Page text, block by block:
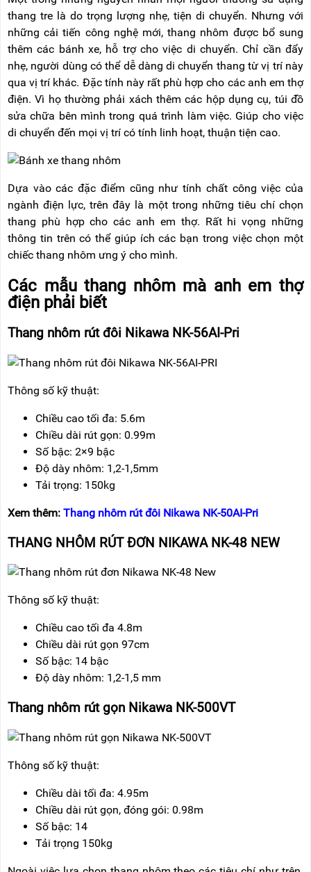
thang tre là do trọng lượng nhẹ, tiện di chuyển. Nhưng với
những cải tiến công nghệ mới, thang nhôm được bổ sung
thêm các bánh xe, hỗ trợ cho việc di chuyển. Chỉ cần đẩy
nhẹ, người dùng có thể dễ dàng di chuyển thang từ vị trí này
qua vị trí khác. Đặc tính này rất phù hợp cho các anh em thợ
điện. Vì họ thường phải xách thêm các hộp dụng cụ, túi đồ
sửa chữa bên mình trong quá trình làm việc. Giúp cho việc
di chuyển đến mọi vị trí có tính linh hoạt, thuận tiện cao.
Dựa vào các đặc điểm cũng như tính chất công việc của
ngành điện lực, trên đây là một trong những tiêu chí chọn
thang phù hợp cho các anh em thợ. Rất hi vọng những
thông tin trên có thể giúp ích các bạn trong việc chọn một
chiếc thang nhôm ưng ý cho mình.
Các mẫu thang nhôm mà anh em thợ
điện phải biết
Thang nhôm rút đôi Nikawa NK-56AI-Pri
Thông số kỹ thuật:
Chiều cao tối đa: 5.6m
Chiều dài rút gọn: 0.99m
Số bậc: 2×9 bậc
Độ dày nhôm: 1,2-1,5mm
Tải trọng: 150kg
Xem thêm: Thang nhôm rút đôi Nikawa NK-50AI-Pri
THANG NHÔM RÚT ĐƠN NIKAWA NK-48 NEW
Thông số kỹ thuật:
Chiều cao tối đa 4.8m
Chiều dài rút gọn 97cm
Số bậc: 14 bậc
Độ dày nhôm: 1,2-1,5 mm
Thang nhôm rútgọn Nikawa NK-500VT
Thông số kỹ thuật:
Chiều dài tối đa: 4.95m
Chiều dài rút gọn, đóng gói: 0.98m
Số bậc: 14
Tải trọng 150kg